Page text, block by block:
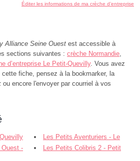
Éditer les informations de ma crèche d’entreprise
Alliance Seine Ouest est accessible à
sections suivantes : crèche Normandie
d’entreprise Le Petit-Quevilly. Vous avez
fiche, pensez à la bookmarker, la
ou encore l'envoyer par courriel à vos
Les Petits Aventuriers - Le
Grand-Quevilly
Ouest -
Les Petits Colibris 2 - Petit